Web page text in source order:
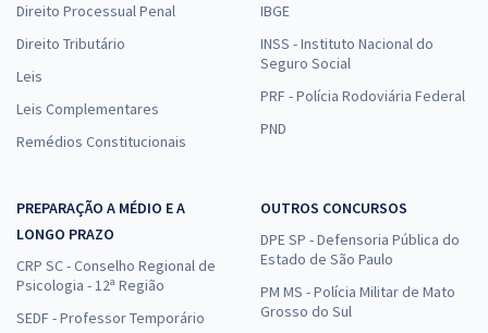
Direito Processual Penal
Direito Tributário
Leis
Leis Complementares
Remédios Constitucionais
IBGE
INSS - Instituto Nacional do
Seguro Social
PRF - Polícia Rodoviária Federal
PND
PREPARAÇÃO A MÉDIO E A
LONGO PRAZO
CRP SC - Conselho Regional de
Psicologia - 12ª Região
SEDF - Professor Temporário
OUTROS CONCURSOS
DPE SP - Defensoria Pública do
Estado de São Paulo
PM MS - Polícia Militar de Mato
Grosso do Sul